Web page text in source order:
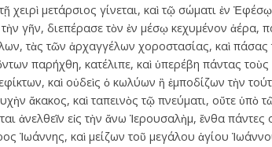
χειρὶ μετάρσιος γίνεται, καὶ τῷ σώματι ἐν
γῆν, διεπέρασε τὸν ἐν μέσῳ κεχυμένον ἀέρα,
τὰς τῶν ἀρχαγγέλων χοροστασίας, καὶ πάσας
παρήχθη, κατέλιπε, καὶ ὑπερέβη πάντας
καὶ οὐδεὶς ὁ κωλύων ἢ ἐμποδίζων τὴν
ἄκακος, καὶ ταπεινὸς τῷ πνεύματι, οὔτε ὑπὸ
ἀνελθεῖν εἰς τὴν ἄνω Ἱερουσαλὴμ, ἔνθα
Ἰωάννης, καὶ μείζων τοῦ μεγάλου ἁγίου